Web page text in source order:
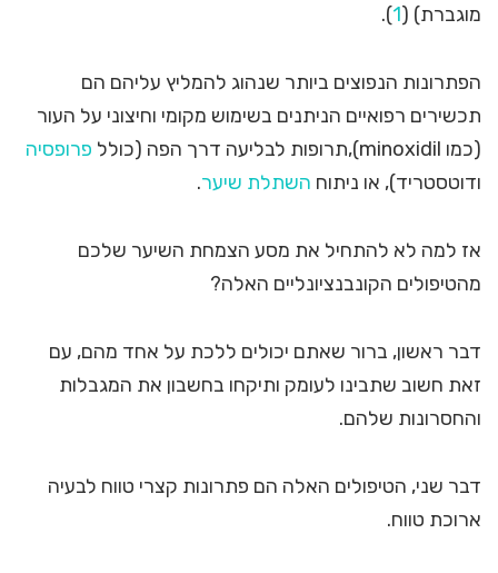
מוגברת) (1
).
הפתרונות הנפוצים ביותר שנהוג להמליץ עליהם הם
תכשירים רפואיים הניתנים בשימוש מקומי וחיצוני על העור
(כמו minoxidil),תרופות לבליעה דרך הפה (כולל
פרופסיה
ודוטסטריד), או ניתוח השתלת שיער.
אז למה לא להתחיל את מסע הצמחת השיער שלכם
מהטיפולים הקונבנציונליים האלה?
דבר ראשון, ברור שאתם יכולים ללכת על אחד מהם, עם
זאת חשוב שתבינו לעומק ותיקחו בחשבון את המגבלות
והחסרונות שלהם.
דבר שני, הטיפולים האלה הם פתרונות קצרי טווח לבעיה
ארוכת טווח.